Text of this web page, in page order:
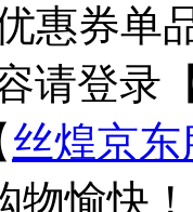
惠券单
请登录
丝煌京
愉快！